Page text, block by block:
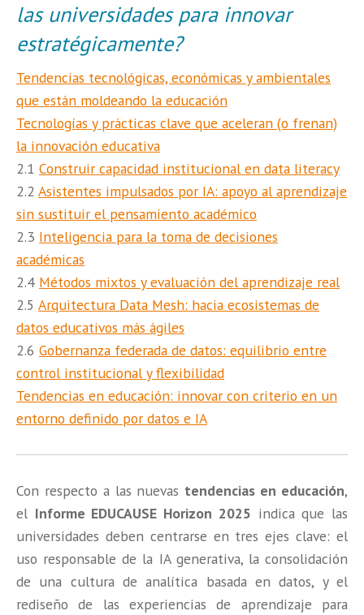
las universidades para innovar
estratégicamente?
Tendencias tecnológicas, económicas y ambientales
que están moldeando la educación
Tecnologías y prácticas clave que aceleran (o frenan)
la innovación educativa
2.1 Construir capacidad institucional en data literacy
2.2 Asistentes impulsados por IA: apoyo al aprendizaje
sin sustituir el pensamiento académico
2.3 Inteligencia para la toma de decisiones
académicas
2.4 Métodos mixtos y evaluación del aprendizaje real
2.5 Arquitectura Data Mesh: hacia ecosistemas de
datos educativos más ágiles
2.6 Gobernanza federada de datos: equilibrio entre
control institucional y flexibilidad
Tendencias en educación: innovar con criterio en un
entorno definido por datos e IA
Con respecto a las nuevas tendencias en educación,
el Informe EDUCAUSE Horizon 2025 indica que las
universidades deben centrarse en tres ejes clave: el
uso responsable de la IA generativa, la consolidación
de una cultura de analítica basada en datos, y el
rediseño de las experiencias de aprendizaje para